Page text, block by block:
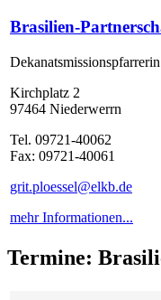
Brasilien-
Kirchplatz 2
97464 Niederwerrn
Tel. 09721-40062
Fax: 09721-40061
grit.ploessel@elkb.de
mehr Informationen...
Termine: